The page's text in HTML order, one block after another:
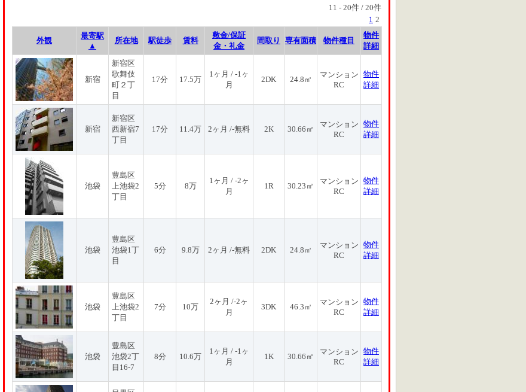
11 - 20件 / 20件
1 2
外観
最寄駅
▲
所在地 駅徒歩 賃料
敷金/保証
金・礼金
間取り 専有面積 物件種目
物件
詳細
新宿
新宿区
歌舞伎
町２丁
目
17分 17.5万
1ヶ月 / -1ヶ
月
2DK 24.8㎡
マンション
RC
物件
詳細
新宿
新宿区
西新宿7
丁目
17分 11.4万 2ヶ月 /-無料 2K 30.66㎡
マンション
RC
物件
詳細
池袋
豊島区
上池袋2
丁目
5分 8万
1ヶ月 / -2ヶ
月
1R 30.23㎡
マンション
RC
物件
詳細
池袋
豊島区
池袋1丁
目
6分 9.8万 2ヶ月 /-無料 2DK 24.8㎡
マンション
RC
物件
詳細
池袋
豊島区
上池袋2
丁目
7分 10万
2ヶ月 /-2ヶ
月
3DK 46.3㎡
マンション
RC
物件
詳細
池袋
豊島区
池袋2丁
目16-7
8分 10.6万
1ヶ月 / -1ヶ
月
1K 30.66㎡
マンション
RC
物件
詳細